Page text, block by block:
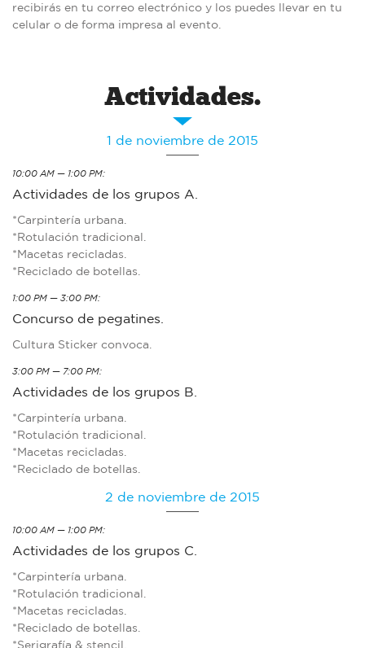
recibirás en tu correo electrónico y los puedes llevar en tu
celular o de forma impresa al evento.
Actividades.
1 de noviembre de 2015
10:00 AM — 1:00 PM:
Actividades de los grupos A.
*Carpintería urbana.
*Rotulación tradicional.
*Macetas recicladas.
*Reciclado de botellas.
1:00 PM — 3:00 PM:
Concurso de pegatines.
Cultura Sticker convoca.
3:00 PM — 7:00 PM:
Actividades de los grupos B.
*Carpintería urbana.
*Rotulación tradicional.
*Macetas recicladas.
*Reciclado de botellas.
2 de noviembre de 2015
10:00 AM — 1:00 PM:
Actividades de los grupos C.
*Carpintería urbana.
*Rotulación tradicional.
*Macetas recicladas.
*Reciclado de botellas.
*Serigrafía & stencil.